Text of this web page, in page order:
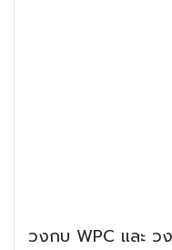
วงกบ WPC และ ว